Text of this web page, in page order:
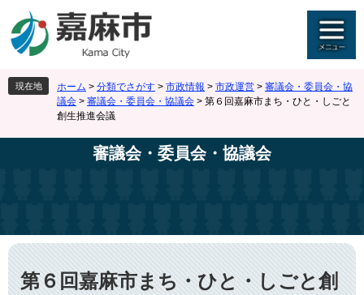
ジ
先
頭
ュ
を
飛
現在地 ホーム > 分類でさがす > 市政情報 > 市政運営 > 審議会・委員会・協
議会 > 審議会・委員会・協議会 > 第６回嘉麻市まち・ひと・しごと
創生推進会議
審議会・委員会・協議会
本
文
第６回嘉麻市まち・ひと・しごと創